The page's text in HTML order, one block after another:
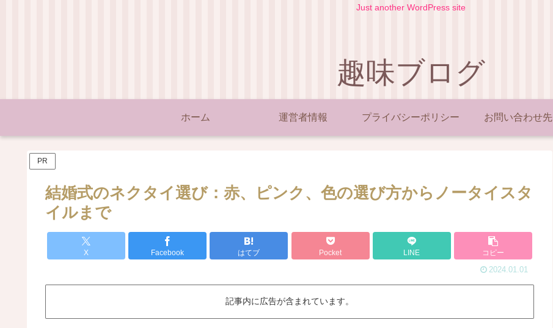
Just another WordPress site
趣味ブログ
ホーム 運営者情報 プライバシーポリシー お問い合わせ先
PR
結婚式のネクタイ選び：赤、ピンク、色の選び方からノータイスタ
イルまで
X Facebook はてブ Pocket LINE コピー
2024.01.01
記事内に広告が含まれています。